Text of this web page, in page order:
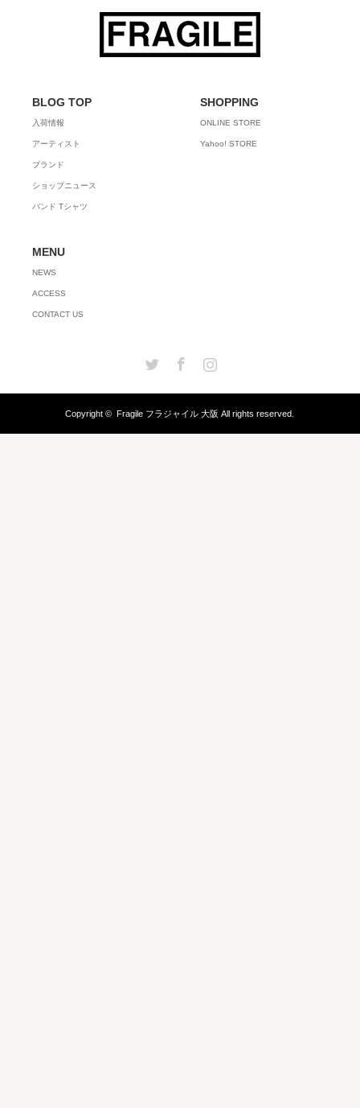
BLOG TOP
入荷情報
アーティスト
ブランド
ショップニュース
バンド Tシャツ
SHOPPING
ONLINE STORE
Yahoo! STORE
MENU
NEWS
ACCESS
CONTACT US
Twitter Facebook
Copyright ©Fragile フラジャイル 大阪 All rights reserved.